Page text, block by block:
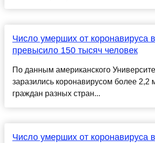
Число умерших от коронавируса
превысило 150 тысяч человек
По данным американского
заразились коронавирусом более 2,2
граждан разных стран...
Число умерших от коронавируса